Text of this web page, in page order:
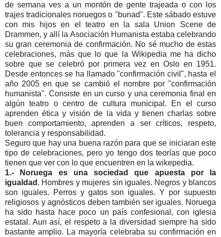
de semana ves a un montón de gente trajeada o con los
trajes tradicionales noruegos o "bunad". Este sábado estuve
con mis hijos en el teatro en la sala Union Scene de
Drammen, y allí la Asociación Humanista estaba celebrando
su gran ceremonia de confirmación. No sé mucho de estas
celebraciones, más que lo que la Wikipedia me ha dicho
sobre que se celebró por primera vez en Oslo en 1951.
Desde entonces se ha llamado "confirmación civil", hasta el
año 2005 en que se cambió el nombre por "confirmación
humanista". Consiste en un curso y una ceremonia final en
algún teatro o centro de cultura municipal. En el curso
aprenden ética y visión de la vida y tienen charlas sobre
buen comportamiento, aprenden a ser críticos, respeto,
tolerancia y responsabilidad.
Seguro que hay una buena razón para que se iniciaran este
tipo de celebraciones, pero yo tengo dos teorías que poco
tienen que ver con lo que encuentren en la wikepedia.
1.- Noruega es una sociedad que apuesta por la
igualdad . Hombres y mujeres sin iguales. Negros y blancos
son iguales. Perros y gatos son iguales. Y por supuesto
religiosos y agnósticos deben también ser iguales. Noruega
ha sido hasta hace poco un país confesional, con iglesia
estatal. Aun así, el respeto a la diversidad siempre ha sido
bastante amplio. La mayoría celebraba su confirmación en